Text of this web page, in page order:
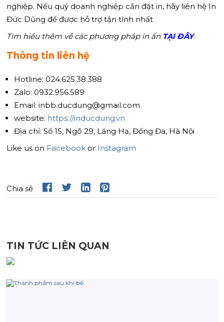
nghiệp. Nếu quý doanh nghiệp cần đặt in, hãy liên hệ In
Đức Dũng để được hỗ trợ tận tình nhất
Tìm hiểu thêm về các phương pháp in ấn TẠI ĐÂY
Thông tin liên hệ
Hotline: 024.625.38.388
Zalo: 0932.956.589
Email: inbb.ducdung@gmail.com
website: https://inducdung.vn
Địa chỉ: Số 15, Ngõ 29, Láng Hạ, Đống Đa, Hà Nội
Like us on Facebook or Instagram
Chia sẻ
TIN TỨC LIÊN QUAN